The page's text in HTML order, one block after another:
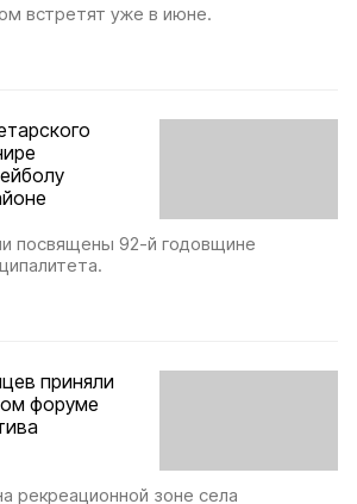
встретят уже в июне.
посвящены 92-й годовщине
приняли
форуме
рекреационной зоне села